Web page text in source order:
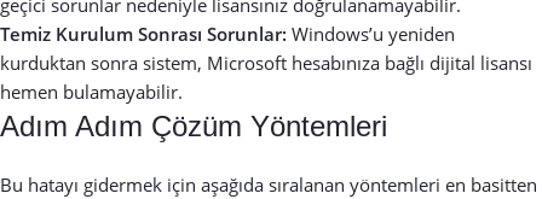
Temiz Kurulum Sonrası Sorunlar: Windows’u yeniden
kurduktan sonra sistem, Microsoft hesabınıza bağlı dijital lisansı
hemen bulamayabilir.
Adım Adım Çözüm Yöntemleri
Bu hatayı gidermek için aşağıda sıralanan yöntemleri en basitten